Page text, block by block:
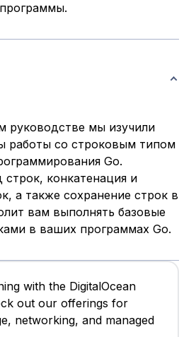
руководстве мы изучили
работы со строковым типом
Go.
конкатенация и
а также сохранение строк в
вам выполнять базовые
в ваших программах Go.
with the DigitalOcean
out our offerings for
networking, and managed